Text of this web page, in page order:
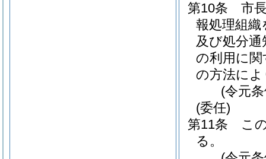
第10条
市
報処理組
及び処分
の利用に
の方法に
(令元
(委任)
第11条
こ
る。